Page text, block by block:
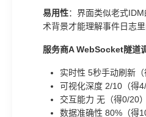
易用性：界面类似老式
术背景才能理解事件日志里
服务商A WebSocket隧道
实时性 5秒手动刷新（
可视化深度 2/10（得4/
交互能力 无（得0/20）
数据准确性 80%（得